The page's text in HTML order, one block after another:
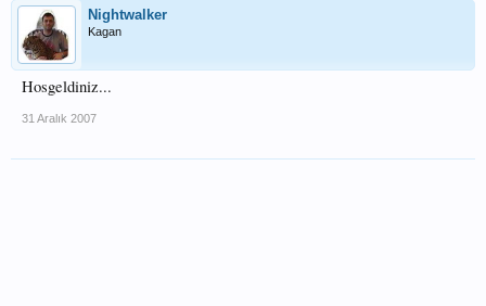
Nightwalker
Kagan
Hosgeldiniz...
31 Aralık 2007